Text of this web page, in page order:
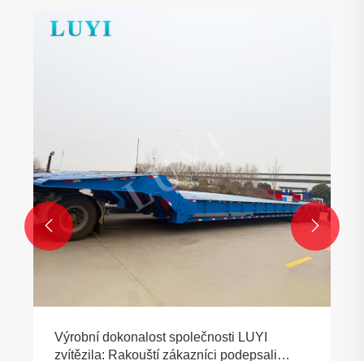
Výrobní dokonalost společnosti LUYI
zvítězila: Rakouští zákazníci podepsali
 